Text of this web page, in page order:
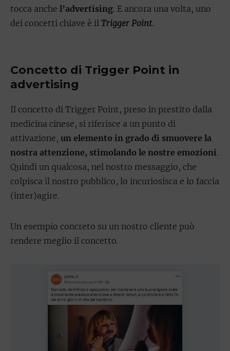
tocca anche l’advertising. E ancora una volta, uno
dei concetti chiave è il Trigger Point.
Concetto di Trigger Point in
advertising
Il concetto di Trigger Point, preso in prestito dalla
medicina cinese, si riferisce a un punto di
attivazione, un elemento in grado di smuovere la
nostra attenzione, stimolando le nostre emozioni.
Quindi un qualcosa, nel nostro messaggio, che
colpisca il nostro pubblico, lo incuriosisca e lo faccia
(inter)agire.
Un esempio concreto su un nostro cliente può
rendere meglio il concetto.